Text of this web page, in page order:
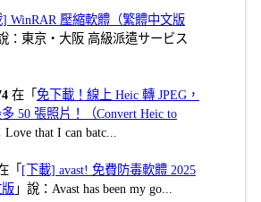
WinRAR 壓縮軟體（繁體中文版
：東京・大阪 高級派遣サービス
在「免下載！線上 Heic 轉 JPEG，
50 張照片！（Convert Heic to
Love that I can batc...
「 [下載] avast! 免費防毒軟體 2025
」說：Avast has been my go...